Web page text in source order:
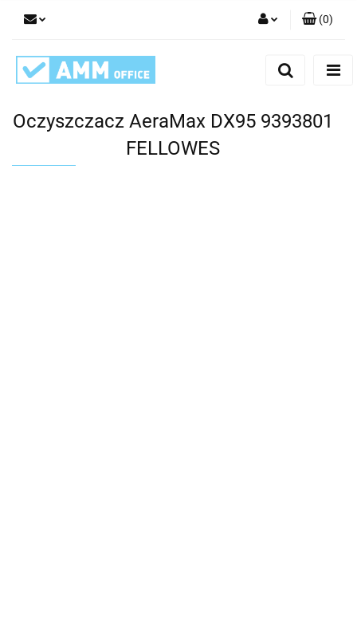
(0)
Oczyszczacz AeraMax DX95 9393801
FELLOWES